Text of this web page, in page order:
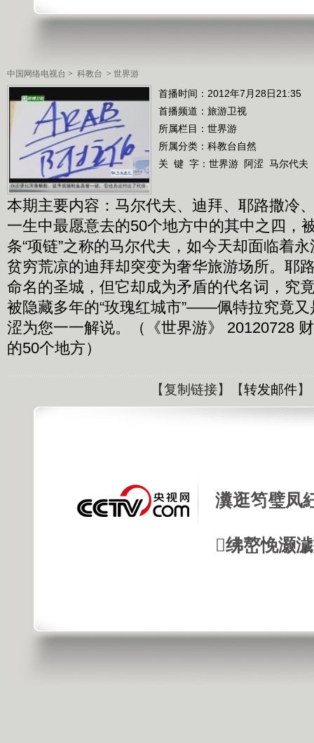
中国网络电视台 > 科教台 > 世界游
首播时间：2012年7月28日21:35
首播频道： 旅游卫视
所属栏目： 世界游
所属分类：科教台自然
关 键 字： 世界游 阿涩 马尔代夫
本期主要内容：马尔代夫、迪拜、耶路撒冷
一生中最愿意去的50个地方中的其中之四，
条“项链”之称的马尔代夫，如今天却面临着
贫穷荒凉的迪拜却突变为奢华旅游场所。耶
命名的圣城，但它却成为矛盾的代名词，究
被隐藏多年的“玫瑰红城市”——佩特拉究竟
涩为您一一解说。（《世界游》 20120728
的50个地方）
【复制链接】【转发邮件】
瀵逛笉璧凤
绋嶅悗灏